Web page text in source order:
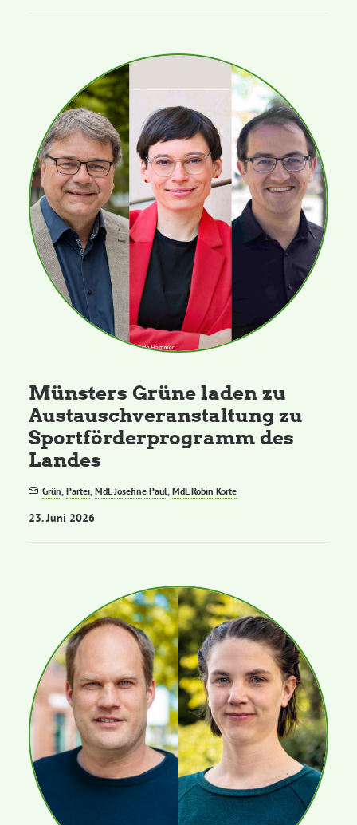
Münsters Grüne laden zu
Austauschveranstaltung zu
Sportförderprogramm des
Landes
Grün,Partei,MdL Josefine Paul,MdL Robin Korte
23. Juni 2026